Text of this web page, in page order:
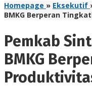
Homepage » Eksekutif
BMKG Berperan
Pemkab
BMKG